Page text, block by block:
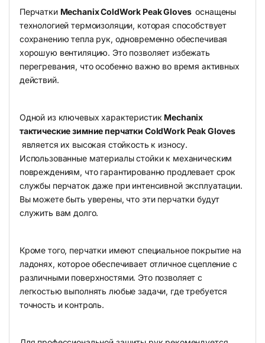
Перчатки Mechanix ColdWork Peak Gloves оснащены
технологией термоизоляции, которая способствует
сохранению тепла рук, одновременно обеспечивая
хорошую вентиляцию. Это позволяет избежать
перегревания, что особенно важно во время активных
действий.
Одной из ключевых характеристик Mechanix
тактические зимние перчатки ColdWork Peak Gloves
является их высокая стойкость к износу.
Использованные материалы стойки к механическим
повреждениям, что гарантированно продлевает срок
службы перчаток даже при интенсивной эксплуатации.
Вы можете быть уверены, что эти перчатки будут
служить вам долго.
Кроме того, перчатки имеют специальное покрытие на
ладонях, которое обеспечивает отличное сцепление с
различными поверхностями. Это позволяет с
легкостью выполнять любые задачи, где требуется
точность и контроль.